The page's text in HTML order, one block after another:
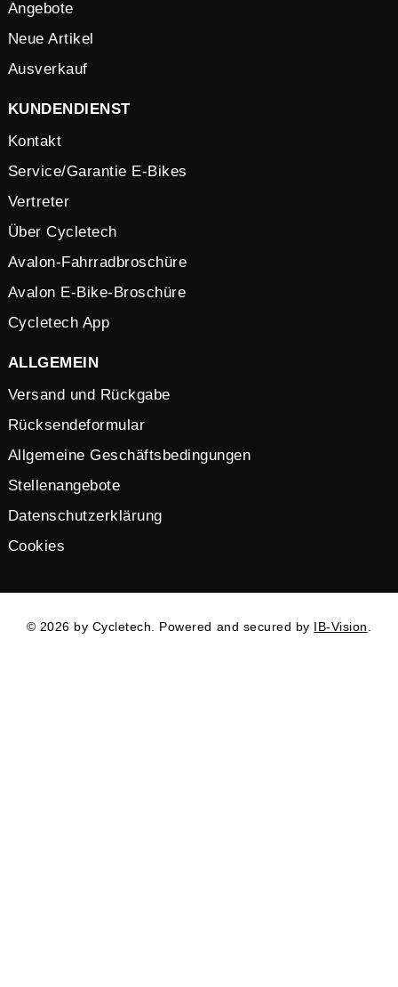
Angebote
Neue Artikel
Ausverkauf
KUNDENDIENST
Kontakt
Service/Garantie E-Bikes
Vertreter
Über Cycletech
Avalon-Fahrradbroschüre
Avalon E-Bike-Broschüre
Cycletech App
ALLGEMEIN
Versand und Rückgabe
Rücksendeformular
Allgemeine Geschäftsbedingungen
Stellenangebote
Datenschutzerklärung
Cookies
© 2026 by Cycletech. Powered and secured by IB-Vision